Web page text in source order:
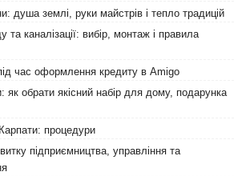
душа землі, руки майстрів і тепло традицій
каналізації: вибір, монтаж і правила
час оформлення кредиту в Amigo
обрати якісний набір для дому, подарунка
процедури
підприємництва, управління та